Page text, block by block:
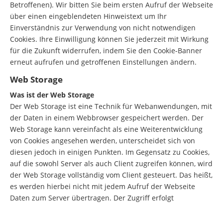
Betroffenen). Wir bitten Sie beim ersten Aufruf der Webseite
über einen eingeblendeten Hinweistext um Ihr
Einverständnis zur Verwendung von nicht notwendigen
Cookies. Ihre Einwilligung können Sie jederzeit mit Wirkung
für die Zukunft widerrufen, indem Sie den Cookie-Banner
erneut aufrufen und getroffenen Einstellungen ändern.
Web Storage
Was ist der Web Storage
Der Web Storage ist eine Technik für Webanwendungen, mit
der Daten in einem Webbrowser gespeichert werden. Der
Web Storage kann vereinfacht als eine Weiterentwicklung
von Cookies angesehen werden, unterscheidet sich von
diesen jedoch in einigen Punkten. Im Gegensatz zu Cookies,
auf die sowohl Server als auch Client zugreifen können, wird
der Web Storage vollständig vom Client gesteuert. Das heißt,
es werden hierbei nicht mit jedem Aufruf der Webseite
Daten zum Server übertragen. Der Zugriff erfolgt